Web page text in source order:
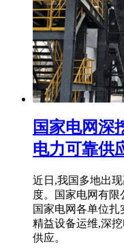
国家电网深
电力可靠供
近日,我国多地出
度。国家电网有
国家电网各单位
精益设备运维,深
供应。